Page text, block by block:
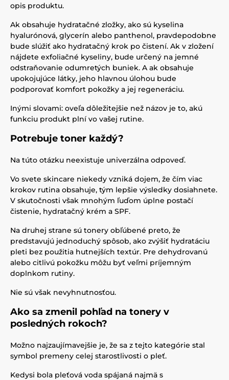
opis produktu.
Ak obsahuje hydratačné zložky, ako sú kyselina
hyalurónová, glycerín alebo panthenol, pravdepodobne
bude slúžiť ako hydratačný krok po čistení. Ak v zložení
nájdete exfoliačné kyseliny, bude určený na jemné
odstraňovanie odumretých buniek. A ak obsahuje
upokojujúce látky, jeho hlavnou úlohou bude
podporovať komfort pokožky a jej regeneráciu.
Inými slovami: oveľa dôležitejšie než názov je to, akú
funkciu produkt plní vo vašej rutine.
Potrebuje toner každý?
Na túto otázku neexistuje univerzálna odpoveď.
Vo svete skincare niekedy vzniká dojem, že čím viac
krokov rutina obsahuje, tým lepšie výsledky dosiahnete.
V skutočnosti však mnohým ľuďom úplne postačí
čistenie, hydratačný krém a SPF.
Na druhej strane sú tonery obľúbené preto, že
predstavujú jednoduchý spôsob, ako zvýšiť hydratáciu
pleti bez použitia hutnejších textúr. Pre dehydrovanú
alebo citlivú pokožku môžu byť veľmi príjemným
doplnkom rutiny.
Nie sú však nevyhnutnosťou.
Ako sa zmenil pohľad na tonery v
posledných rokoch?
Možno najzaujímavejšie je, že sa z tejto kategórie stal
symbol premeny celej starostlivosti o pleť.
Kedysi bola pleťová voda spájaná najmä s